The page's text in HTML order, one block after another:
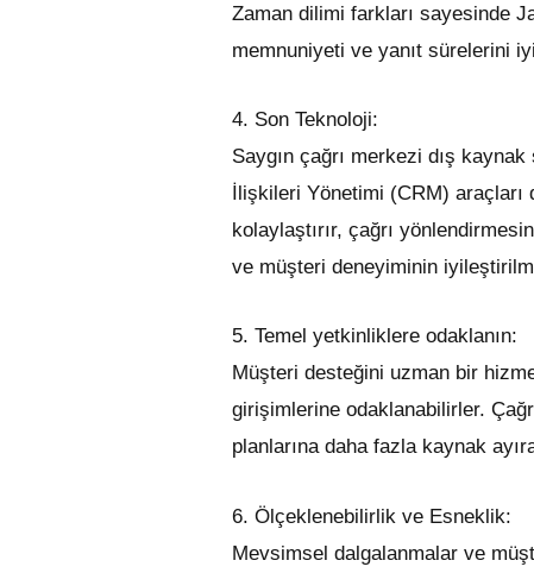
Zaman dilimi farkları sayesinde
memnuniyeti ve yanıt sürelerini
4. Son Teknoloji:
Saygın çağrı merkezi dış
İlişkileri Yönetimi (CRM) araçları
kolaylaştırır, çağrı
ve müşteri deneyiminin
5. Temel yetkinliklere odaklanın:
Müşteri desteğini uzman bir
girişimlerine odaklanabilirler.
planlarına daha fazla kaynak
6. Ölçeklenebilirlik ve Esneklik:
Mevsimsel dalgalanmalar ve